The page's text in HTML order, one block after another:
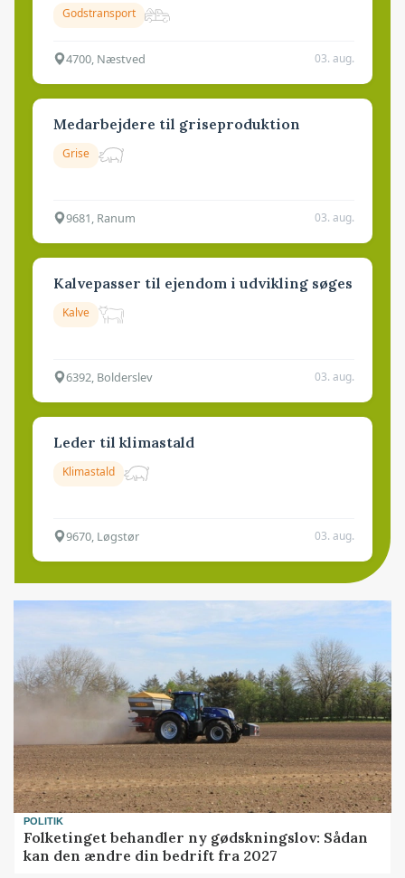
Godstransport
4700, Næstved 03. aug.
Medarbejdere til griseproduktion
Grise
9681, Ranum 03. aug.
Kalvepasser til ejendom i udvikling søges
Kalve
6392, Bolderslev 03. aug.
Leder til klimastald
Klimastald
9670, Løgstør 03. aug.
POLITIK
Folketinget behandler ny gødskningslov: Sådan
kan den ændre din bedrift fra 2027